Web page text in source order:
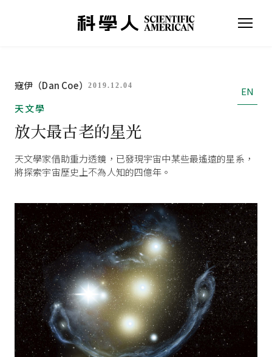
寇伊（Dan Coe） 2019.12.04
EN
天文學
放大最古老的星光
天文學家借助重力透鏡，已發現宇宙中某些最遙遠的星系，
將探索宇宙歷史上不為人知的四億年。